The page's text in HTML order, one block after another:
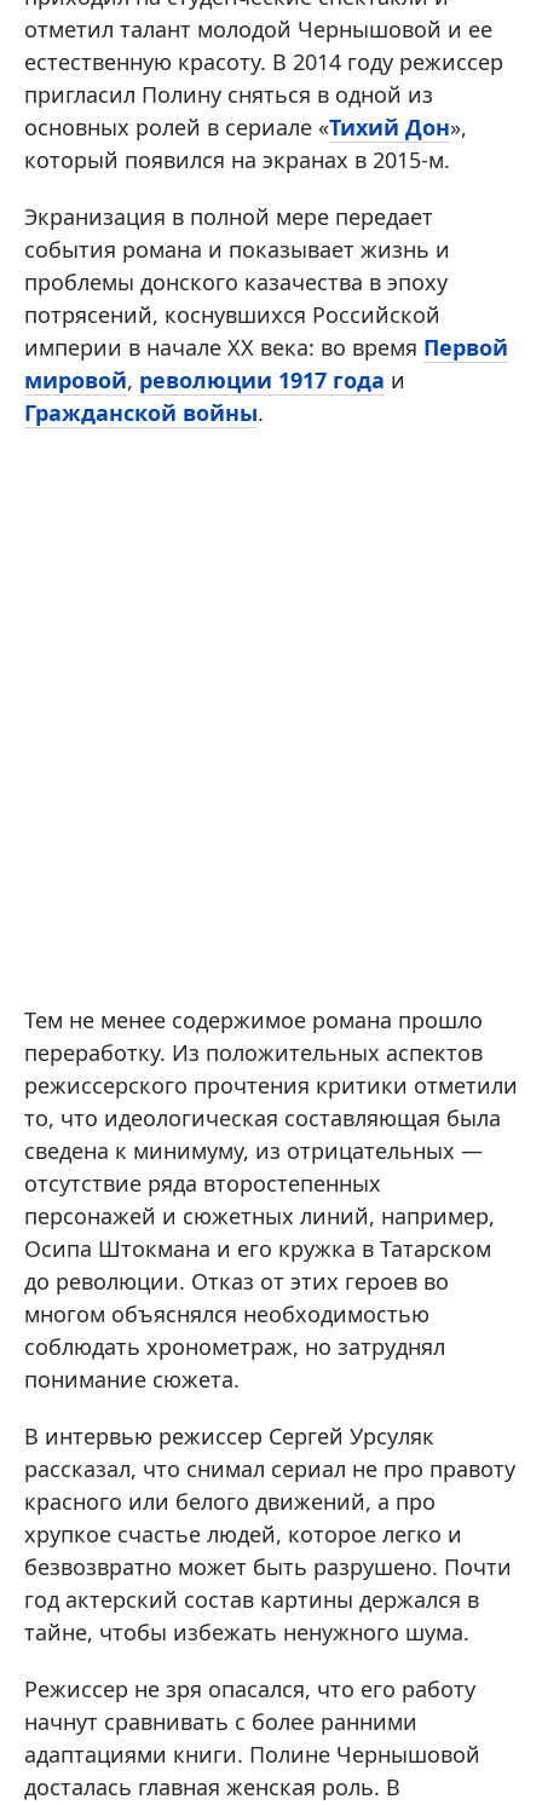
отметил талант молодой Чернышовой и ее
естественную красоту. В 2014 году режиссер
пригласил Полину сняться в одной из
основных ролей в сериале «Тихий Дон»,
который появился на экранах в 2015-м.
Экранизация в полной мере передает
события романа и показывает жизнь и
проблемы донского казачества в эпоху
потрясений, коснувшихся Российской
империи в начале XX века: во время Первой
мировой, революции 1917 года и
Гражданской войны.
Тем не менее содержимое романа прошло
переработку. Из положительных аспектов
режиссерского прочтения критики отметили
то, что идеологическая составляющая была
сведена к минимуму, из отрицательных —
отсутствие ряда второстепенных
персонажей и сюжетных линий, например,
Осипа Штокмана и его кружка в Татарском
до революции. Отказ от этих героев во
многом объяснялся необходимостью
соблюдать хронометраж, но затруднял
понимание сюжета.
В интервью режиссер Сергей Урсуляк
рассказал, что снимал сериал не про правоту
красного или белого движений, а про
хрупкое счастье людей, которое легко и
безвозвратно может быть разрушено. Почти
год актерский состав картины держался в
тайне, чтобы избежать ненужного шума.
Режиссер не зря опасался, что его работу
начнут сравнивать с более ранними
адаптациями книги. Полине Чернышовой
досталась главная женская роль. В